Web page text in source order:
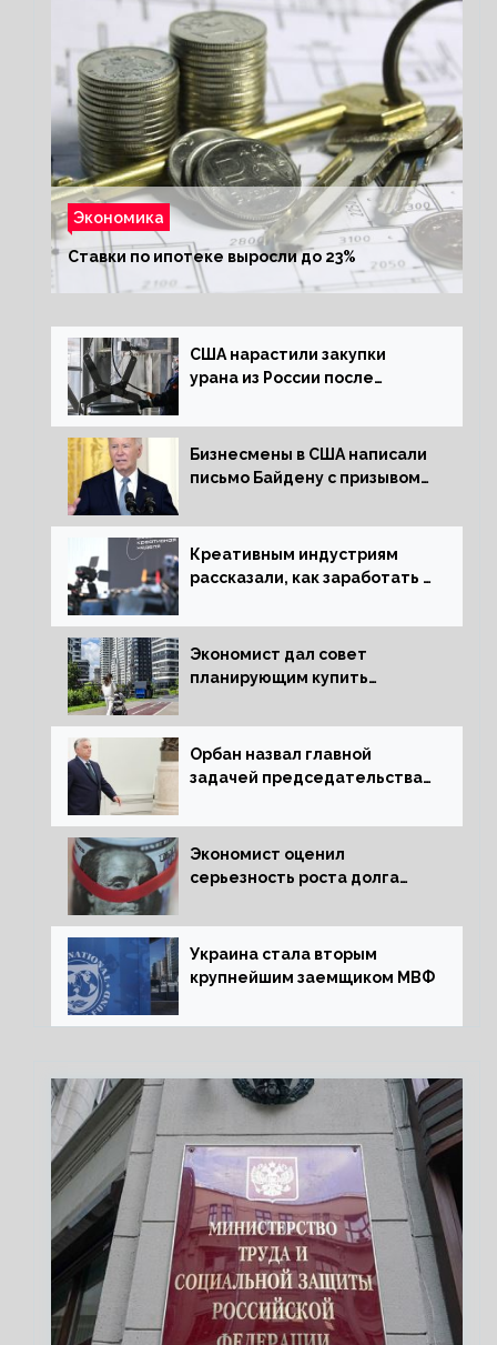
Экономика
Ставки по ипотеке выросли до 23%
США нарастили закупки
урана из России после
Бизнесмены в США написали
письмо Байдену с призывом
Креативным индустриям
рассказали, как заработать 2
экономики
Экономист дал совет
планирующим купить
Орбан назвал главной
задачей председательства
за мир
Экономист оценил
серьезность роста долга
Украина стала вторым
крупнейшим заемщиком МВФ